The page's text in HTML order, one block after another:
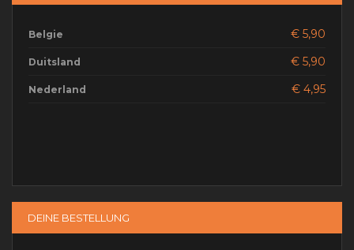
GESAMTMENGE
Belgie € 5,90
Duitsland € 5,90
Nederland € 4,95
DEINE BESTELLUNG